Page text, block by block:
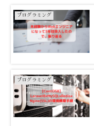
プログラミング
プログラミング